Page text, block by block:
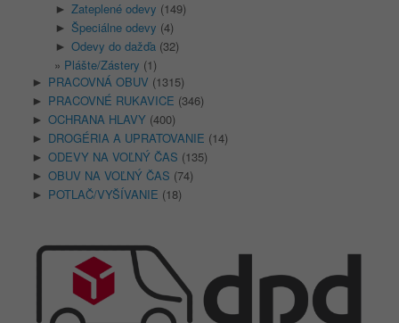
► Zateplené odevy (149)
► Špeciálne odevy (4)
► Odevy do dažďa (32)
Plášte/Zástery (1)
► PRACOVNÁ OBUV (1315)
► PRACOVNÉ RUKAVICE (346)
► OCHRANA HLAVY (400)
► DROGÉRIA A UPRATOVANIE (14)
► ODEVY NA VOĽNÝ ČAS (135)
► OBUV NA VOĽNÝ ČAS (74)
► POTLAČ/VYŠÍVANIE (18)